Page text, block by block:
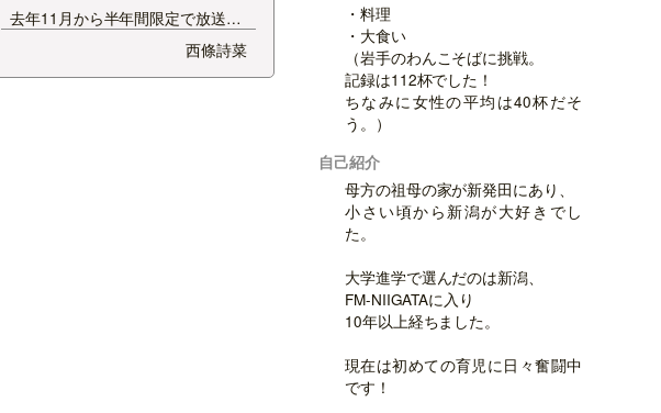
去年11月から半年間限定で放送さ
れた 「新潟産業人クラブpresentsリ
ーダーズradio」 なんと11月から帰
ってきます！！ 2nd Editionとして
西條詩菜
・料理
・大食い
（岩手のわんこそばに挑戦。
記録は112杯でした！
ちなみに女性の平均は40杯だそ
う。）
自己紹介
母方の祖母の家が新発田にあり、
小さい頃から新潟が大好きでし
た。
大学進学で選んだのは新潟、
FM-NIIGATAに入り
10年以上経ちました。
現在は初めての育児に日々奮闘中
です！